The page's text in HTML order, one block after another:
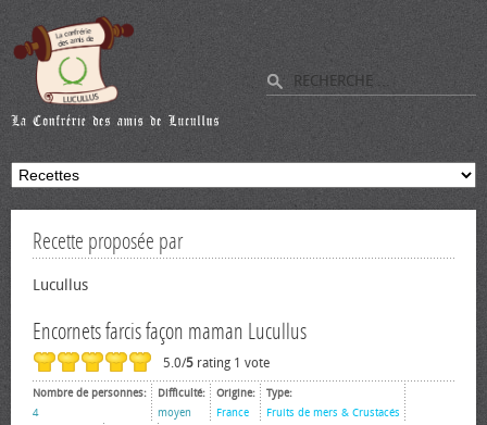
Recette proposée par
Lucullus
Encornets farcis façon maman Lucullus
5.0/5 rating 1 vote
Nombre de personnes:
4
Difficulté:
moyen
Origine:
France
Type:
Fruits de mers & Crustacés